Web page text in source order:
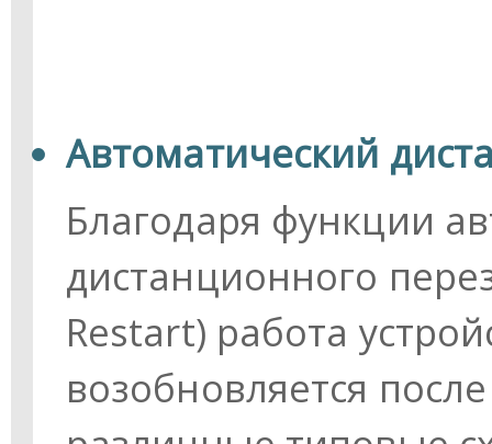
Автоматический
Благодаря функции
дистанционного
Restart) работа
возобновляется